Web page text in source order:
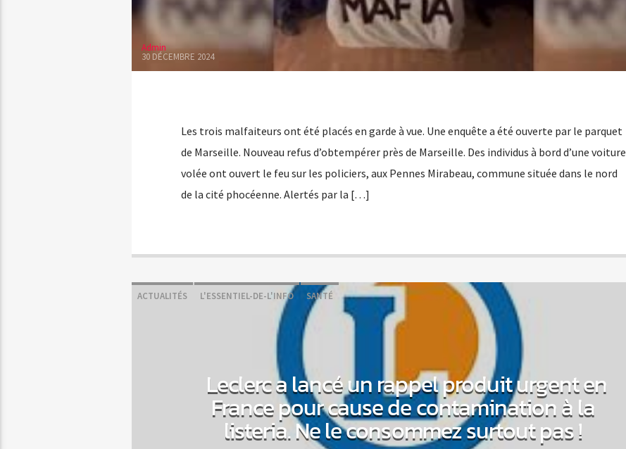
Admin
30 DÉCEMBRE 2024
Les trois malfaiteurs ont été placés en garde à vue. Une enquête a été ouverte par le parquet
de Marseille. Nouveau refus d’obtempérer près de Marseille. Des individus à bord d’une voiture
volée ont ouvert le feu sur les policiers, aux Pennes Mirabeau, commune située dans le nord
de la cité phocéenne. Alertés par la […]
ACTUALITÉS L'ESSENTIEL-DE-L'INFO SANTÉ
Leclerc a lancé un rappel produit urgent en
France pour cause de contamination à la
listeria. Ne le consommez surtout pas !